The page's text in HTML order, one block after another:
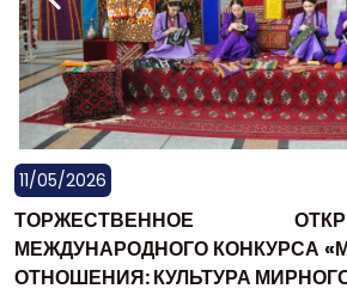
11/05/2026
ТОРЖЕСТВЕННОЕ
МЕЖДУНАРОДНОГО КОНКУРСА
ОТНОШЕНИЯ: КУЛЬТУРА